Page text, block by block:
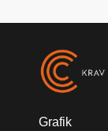
Grafik